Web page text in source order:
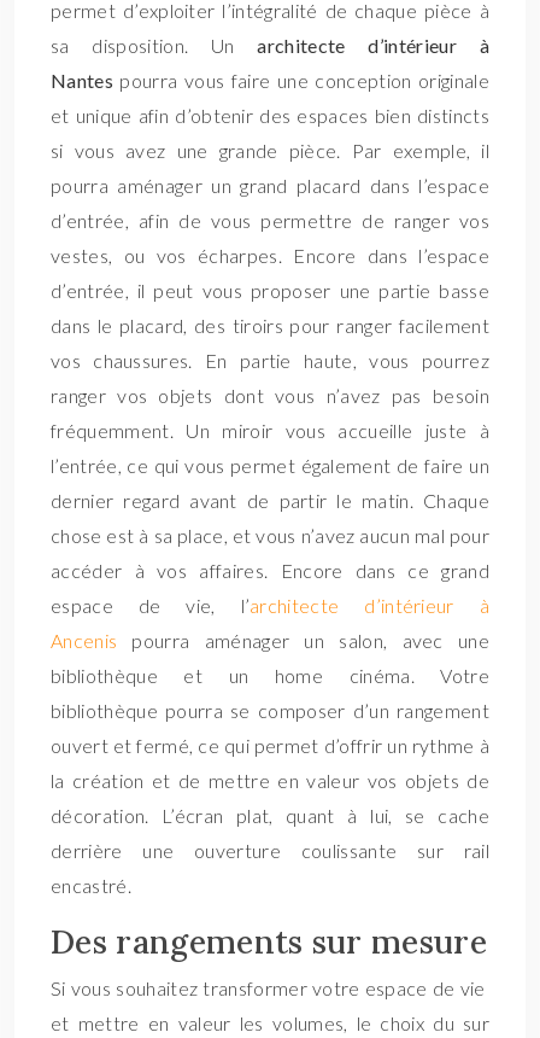
permet d’exploiter l’intégralité de chaque pièce à
sa disposition. Unarchitecte d’intérieur à
Nantes pourra vous faire une conception originale
et unique afin d’obtenir des espaces bien distincts
si vous avez une grande pièce. Par exemple, il
pourra aménager un grand placard dans l’espace
d’entrée, afin de vous permettre de ranger vos
vestes, ou vos écharpes. Encore dans l’espace
d’entrée, il peut vous proposer une partie basse
dans le placard, des tiroirs pour ranger facilement
vos chaussures. En partie haute, vous pourrez
ranger vos objets dont vous n’avez pas besoin
fréquemment. Un miroir vous accueille juste à
l’entrée, ce qui vous permet également de faire un
dernier regard avant de partir le matin. Chaque
chose est à sa place, et vous n’avez aucun mal pour
accéder à vos affaires. Encore dans ce grand
espace de vie, l’architecte d’intérieur à
Ancenis pourra aménager un salon, avec une
bibliothèque et un home cinéma. Votre
bibliothèque pourra se composer d’un rangement
ouvert et fermé, ce qui permet d’offrir un rythme à
la création et de mettre en valeur vos objets de
décoration. L’écran plat, quant à lui, se cache
derrière une ouverture coulissante sur rail
encastré.
Des rangements sur mesure
Si vous souhaitez transformer votre espace de vie
et mettre en valeur les volumes, le choix du sur